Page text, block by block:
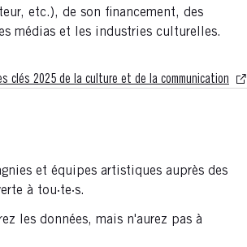
etc.), de son financement, des
médias et les industries culturelles.
clés 2025 de la culture et de la communication
et équipes artistiques auprès des
à tou·te·s.
les données, mais n'aurez pas à